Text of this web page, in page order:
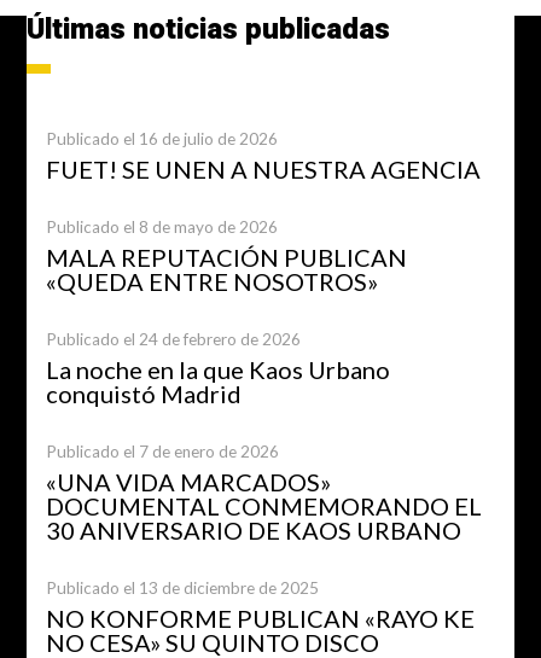
Últimas noticias publicadas
Publicado el 16 de julio de 2026
FUET! SE UNEN A NUESTRA AGENCIA
Publicado el 8 de mayo de 2026
MALA REPUTACIÓN PUBLICAN
«QUEDA ENTRE NOSOTROS»
Publicado el 24 de febrero de 2026
La noche en la que Kaos Urbano
conquistó Madrid
Publicado el 7 de enero de 2026
«UNA VIDA MARCADOS»
DOCUMENTAL CONMEMORANDO EL
30 ANIVERSARIO DE KAOS URBANO
Publicado el 13 de diciembre de 2025
NO KONFORME PUBLICAN «RAYO KE
NO CESA» SU QUINTO DISCO